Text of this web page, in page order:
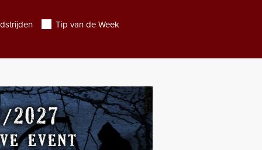
Tip van de Week